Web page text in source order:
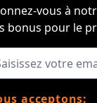
vous à
bonus pour le
acceptons: